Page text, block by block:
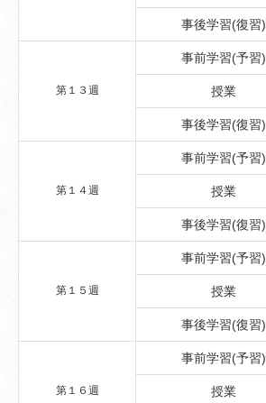
事後学習(復習)
第１３週
事前学習(予習)
授業
事後学習(復習)
第１４週
事前学習(予習)
授業
事後学習(復習)
第１５週
事前学習(予習)
授業
事後学習(復習)
第１６週
事前学習(予習)
授業